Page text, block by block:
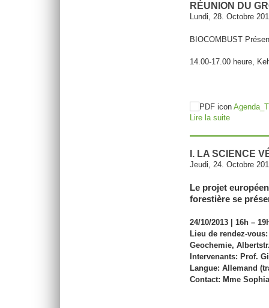
RÉUNION DU
Lundi, 28. Octobre
BIOCOMBUST
14.00-17.00 heure,
Lire la suite
I. LA SCIENCE
Jeudi, 24. Octobre
Le projet
forestière se
24/10/2013 | 16h –
Lieu de rendez-
Geochemie,
Intervenants: Prof.
Langue: Allemand
Contact: Mme